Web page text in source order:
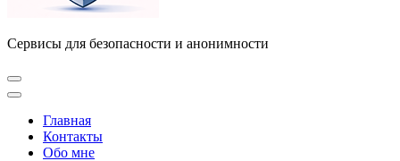
Сервисы для безопасности и анонимности
Главная
Контакты
Обо мне